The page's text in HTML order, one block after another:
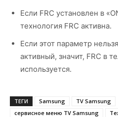
Если FRC установлен в
технология FRC активна.
Если этот параметр
активный, значит, FRC в
используется.
ТЕГИ Samsung
TV Samsung
сервисное меню TV Samsung